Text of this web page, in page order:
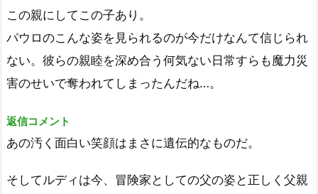
この親にしてこの子あり。
パウロのこんな姿を見られるのが今だけなんて信じられ
ない。彼らの親睦を深め合う何気ない日常すらも魔力災
害のせいで奪われてしまったんだね…。
返信コメント
あの汚く面白い笑顔はまさに遺伝的なものだ。
そしてルディは今、冒険家としての父の姿と正しく父親